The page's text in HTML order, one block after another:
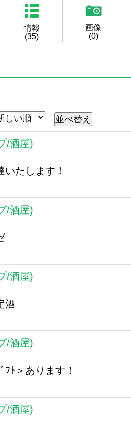
情報
(35)
画像
(0)
/酒屋)
たします！
/酒屋)
/酒屋)
酒
/酒屋)
ﾄ＞あります！
/酒屋)